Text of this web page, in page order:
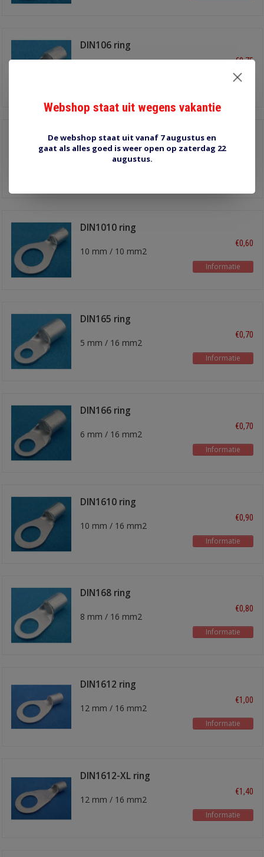
DIN106 ring
kabelschoen
€0,75
Informatie
DIN108 ring
kabelschoen
8 mm / 10 mm2
DIN1010 ring
10 mm / 10 mm2
€0,60
Informatie
DIN165 ring
5 mm / 16 mm2
€0,70
Informatie
DIN166 ring
kabelschoen
6 mm / 16 mm2
€0,70
Informatie
DIN1610 ring
kabelschoen
10 mm / 16 mm2
€0,90
Informatie
DIN168 ring
8 mm / 16 mm2
€0,80
Informatie
DIN1612 ring
12 mm / 16 mm2
€1,00
Informatie
DIN1612-XL ring
12 mm / 16 mm2
€1,40
Informatie
Webshop staat uit wegens vakantie
De webshop staat uit vanaf 7 augustus en
gaat als alles goed is weer open op zaterdag 22
augustus.